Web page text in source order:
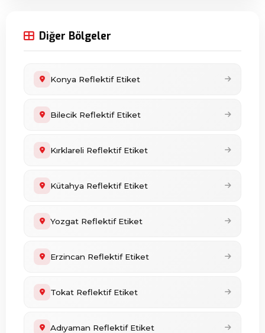
Diğer Bölgeler
Konya Reflektif Etiket
Bilecik Reflektif Etiket
Kırklareli Reflektif Etiket
Kütahya Reflektif Etiket
Yozgat Reflektif Etiket
Erzincan Reflektif Etiket
Tokat Reflektif Etiket
Adıyaman Reflektif Etiket